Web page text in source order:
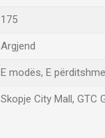
175
Argjend
E modës, E
Skopje City Mall, GTC